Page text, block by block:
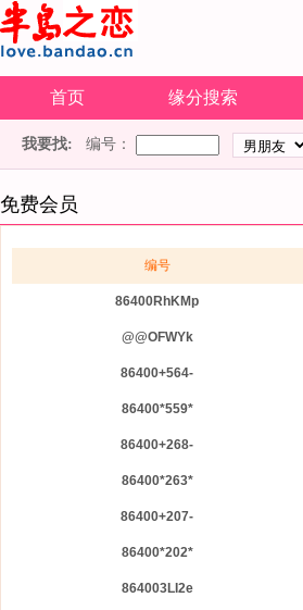
首页 缘分搜索
我要找: 编号：
免费会员
编号
86400RhKMp
@@OFWYk
86400+564-
86400*559*
86400+268-
86400*263*
86400+207-
86400*202*
864003LI2e